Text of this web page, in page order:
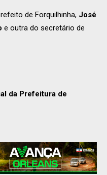
de Forquilhinha, José
e outra do secretário de
da Prefeitura de